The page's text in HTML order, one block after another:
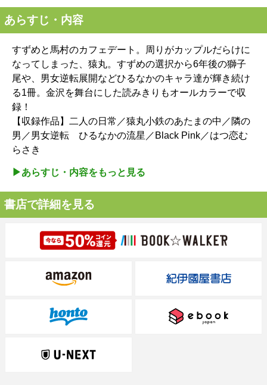
あらすじ・内容
すずめと馬村のカフェデート。周りがカップルだらけに
なってしまった、猿丸。すずめの選択から6年後の獅子
尾や、男女逆転展開などひるなかのキャラ達が輝き続け
る1冊。金沢を舞台にした読みきりもオールカラーで収
録！
【収録作品】二人の日常／猿丸小鉄のあたまの中／隣の
男／男女逆転 ひるなかの流星／Black Pink／はつ恋む
らさき
▶︎あらすじ・内容をもっと見る
書店で詳細を見る